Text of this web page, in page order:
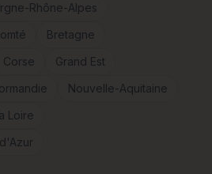
Rhône-Alpes
Bretagne
Corse
Grand Est
Nouvelle-Aquitaine
Loire